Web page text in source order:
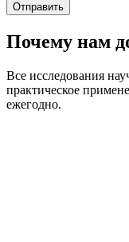
Почему нам
Все исследования
практическое
ежегодно.